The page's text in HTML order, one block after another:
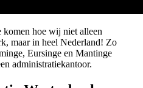
komen hoe wij niet alleen
maar in heel Nederland! Zo
Eursinge en Mantinge
administratiekantoor.